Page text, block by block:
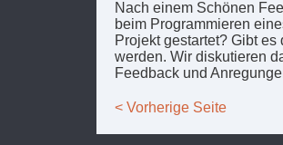
Nach einem Schönen
beim Programmieren
Projekt gestartet? Gibt
werden. Wir diskutieren
Feedback und
< Vorherige Seite